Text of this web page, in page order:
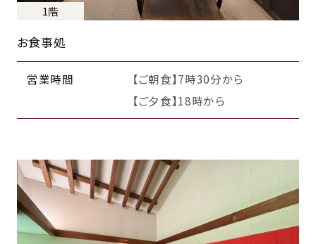
お食事処
営業時間
【ご朝食】7時30分から
【ご夕食】18時から
1階